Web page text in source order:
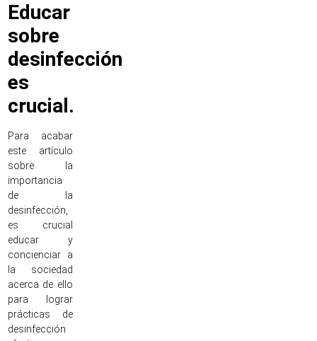
Educar
sobre
desinfección
es
crucial.
Para acabar
este artículo
sobre la
importancia
de la
desinfección,
es crucial
educar y
concienciar a
la sociedad
acerca de ello
para lograr
prácticas de
desinfección